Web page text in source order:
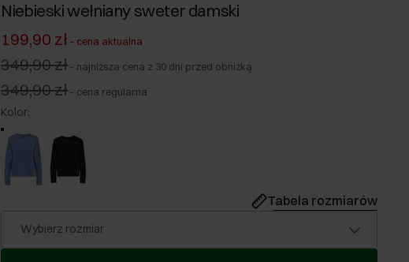
Niebieski wełniany sweter damski
199,90 zł - cena aktualna
349,90 zł - najniższa cena z 30 dni przed obniżką
349,90 zł - cena regularna
Kolor:
Tabela rozmiarów
Wybierz rozmiar